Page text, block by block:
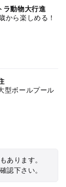
動物大行進
から楽しめる！
型ボールプール
あります。
認下さい。